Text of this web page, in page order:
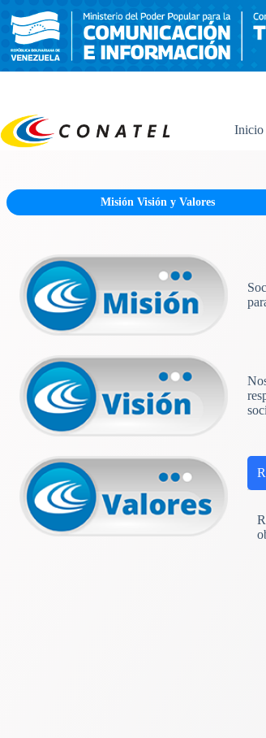
contenido
Inicio
Misión Visión y Valores